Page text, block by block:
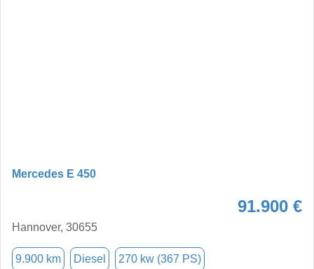
Mercedes E 450
91.900 €
Hannover, 30655
9.900 km Diesel 270 kw (367 PS)